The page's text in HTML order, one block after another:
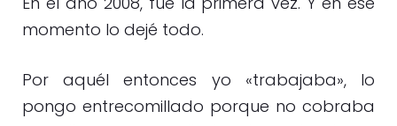
momento lo dejé todo.
Por aquél entonces yo «trabajaba», lo
pongo entrecomillado porque no cobraba